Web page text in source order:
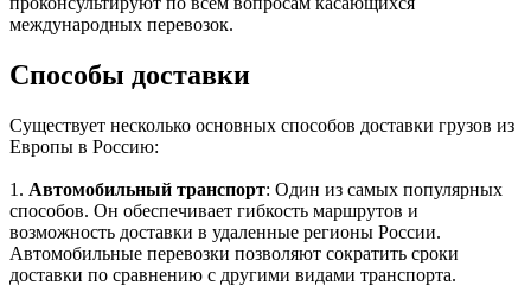
международных перевозок.
Способы доставки
Существует несколько основных способов доставки грузов из
Европы в Россию:
1. Автомобильный транспорт: Один из самых популярных
способов. Он обеспечивает гибкость маршрутов и
возможность доставки в удаленные регионы России.
Автомобильные перевозки позволяют сократить сроки
доставки по сравнению с другими видами транспорта.